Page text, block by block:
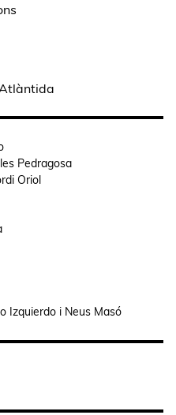
Pedragosa
Oriol
Izquierdo i Neus Masó